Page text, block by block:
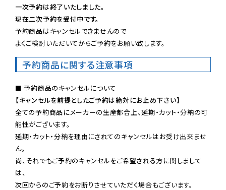
一次予約は終了いたしました。
現在二次予約を受付中です。
予約商品はキャンセルできませんので
よくご検討いただいてからご予約をお願い致します。
予約商品に関する注意事項
【キャンセルを前提としたご予約は絶対にお止め下さい】
全ての予約商品にメーカーの生産都合上、延期・カット・分納の可
能性がございます。
延期・カット・分納を理由にされてのキャンセルはお受け出来ませ
ん。
尚、それでもご予約のキャンセルをご希望される方に関しまして
は、
次回からのご予約をお断りさせていただく場合もございます。